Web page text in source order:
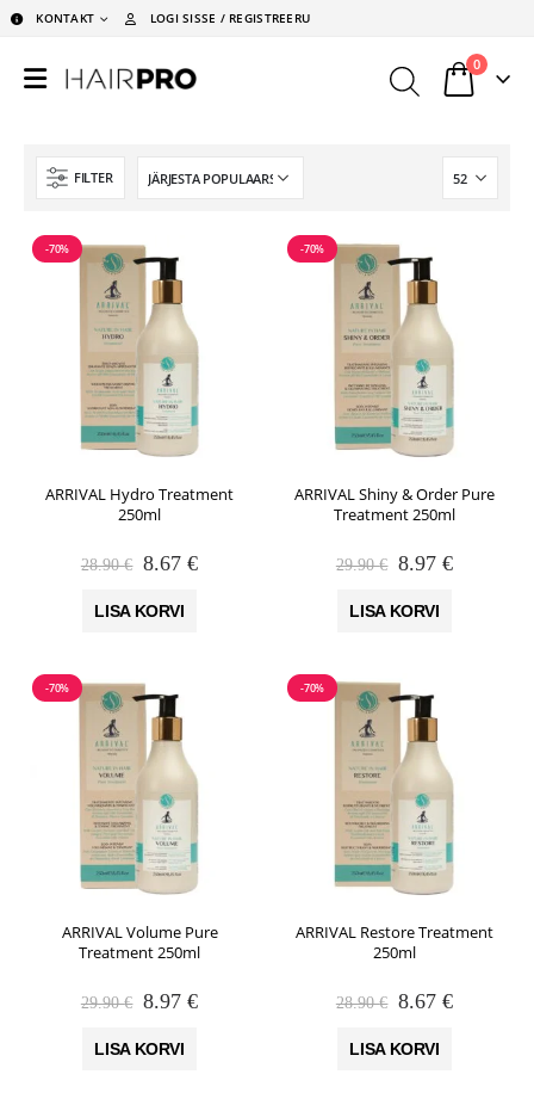
KONTAKT LOGI SISSE / REGISTREERU
0
FILTER
-70%
ARRIVAL Hydro Treatment
250ml
28.90€ Algne
oli:
8.67€Praegune
LISA KORVI
-70%
ARRIVAL Shiny & Order Pure
Treatment 250ml
29.90€ Algne
oli:
8.97€Praegune
LISA KORVI
-70%
ARRIVAL Volume Pure
Treatment 250ml
29.90€ Algne
oli:
8.97€Praegune
LISA KORVI
-70%
ARRIVAL Restore Treatment
250ml
28.90€ Algne
oli:
8.67€Praegune
LISA KORVI